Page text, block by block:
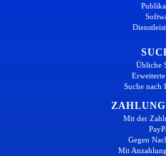
Übliche
Suche nach
Mit der
Gegen
Mit